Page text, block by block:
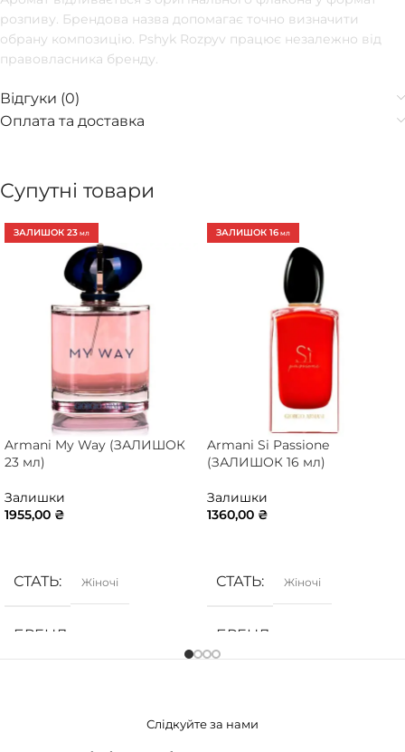
розпиву. Брендова назва допомагає точно визначити
обрану композицію. Pshyk Rozpyv працює незалежно від
правовласника бренду.
Відгуки (0)
Оплата та доставка
Супутні товари
ЗАЛИШОК 23 МЛ
Armani My Way (ЗАЛИШОК
23 мл)
Залишки
1955,00 ₴
СТАТЬ Жіночі
БРЕНД
ЗАЛИШОК 16 МЛ
Armani Si Passione
(ЗАЛИШОК 16 мл)
Залишки
1360,00 ₴
СТАТЬ Жіночі
БРЕНД
Слідкуйте за нами